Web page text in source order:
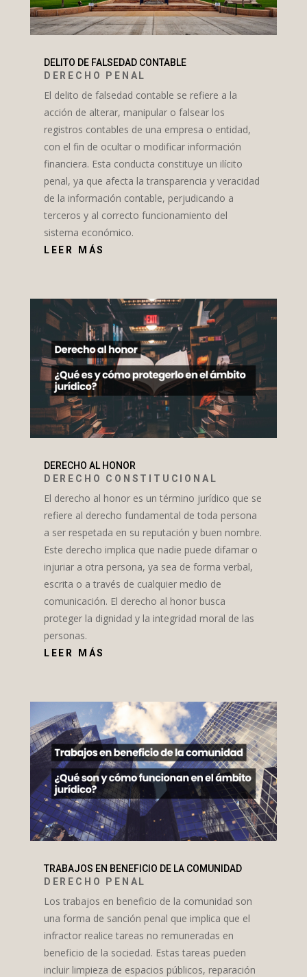
DELITO DE FALSEDAD CONTABLE
DERECHO PENAL
El delito de falsedad contable se refiere a la
acción de alterar, manipular o falsear los
registros contables de una empresa o entidad,
con el fin de ocultar o modificar información
financiera. Esta conducta constituye un ilícito
penal, ya que afecta la transparencia y veracidad
de la información contable, perjudicando a
terceros y al correcto funcionamiento del
sistema económico.
LEER MÁS
DERECHO AL HONOR
DERECHO CONSTITUCIONAL
El derecho al honor es un término jurídico que se
refiere al derecho fundamental de toda persona
a ser respetada en su reputación y buen nombre.
Este derecho implica que nadie puede difamar o
injuriar a otra persona, ya sea de forma verbal,
escrita o a través de cualquier medio de
comunicación. El derecho al honor busca
proteger la dignidad y la integridad moral de las
personas.
LEER MÁS
TRABAJOS EN BENEFICIO DE LA COMUNIDAD
DERECHO PENAL
Los trabajos en beneficio de la comunidad son
una forma de sanción penal que implica que el
infractor realice tareas no remuneradas en
beneficio de la sociedad. Estas tareas pueden
incluir limpieza de espacios públicos, reparación